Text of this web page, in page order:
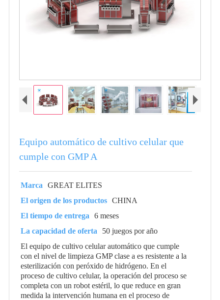
Equipo automático de cultivo celular que
cumple con GMP A
Marca
GREAT ELITES
El origen de los productos CHINA
El tiempo de entrega
6 meses
La capacidad de oferta
50 juegos por año
El equipo de cultivo celular automático que cumple
con el nivel de limpieza GMP clase a es resistente a la
esterilización con peróxido de hidrógeno. En el
proceso de cultivo celular, la operación del proceso se
completa con un robot estéril, lo que reduce en gran
medida la intervención humana en el proceso de